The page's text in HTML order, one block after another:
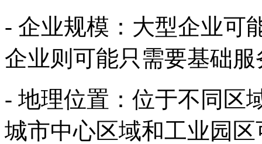
- 企业规模：大型企业可
企业则可能只需要基础服
- 地理位置：位于不同区
城市中心区域和工业园